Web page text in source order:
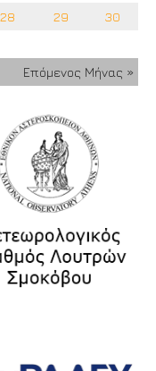
28 29
30
Επόμενος Μήνας »